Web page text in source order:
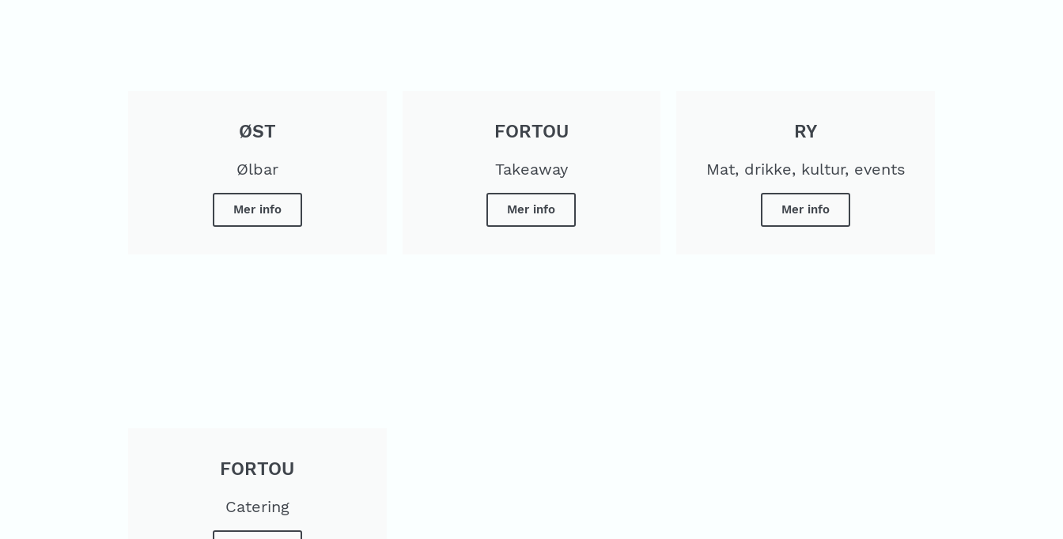
ØST
Ølbar
Mer info
FORTOU
Catering
FORTOU
Takeaway
Mer info
RY
Mat, drikke, kultur, events
Mer info